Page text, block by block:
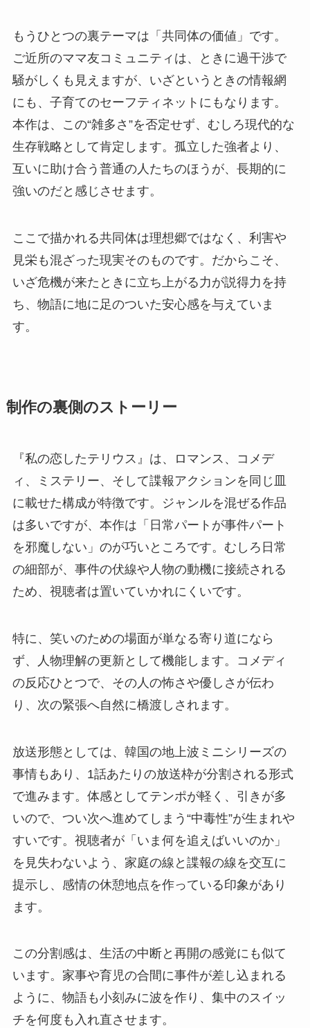
もうひとつの裏テーマは「共同体の価値」です。
ご近所のママ友コミュニティは、ときに過干渉で
騒がしくも見えますが、いざというときの情報網
にも、子育てのセーフティネットにもなります。
本作は、この“雑多さ”を否定せず、むしろ現代的な
生存戦略として肯定します。孤立した強者より、
互いに助け合う普通の人たちのほうが、長期的に
強いのだと感じさせます。
ここで描かれる共同体は理想郷ではなく、利害や
見栄も混ざった現実そのものです。だからこそ、
いざ危機が来たときに立ち上がる力が説得力を持
ち、物語に地に足のついた安心感を与えていま
す。
制作の裏側のストーリー
『私の恋したテリウス』は、ロマンス、コメデ
ィ、ミステリー、そして諜報アクションを同じ皿
に載せた構成が特徴です。ジャンルを混ぜる作品
は多いですが、本作は「日常パートが事件パート
を邪魔しない」のが巧いところです。むしろ日常
の細部が、事件の伏線や人物の動機に接続される
ため、視聴者は置いていかれにくいです。
特に、笑いのための場面が単なる寄り道になら
ず、人物理解の更新として機能します。コメディ
の反応ひとつで、その人の怖さや優しさが伝わ
り、次の緊張へ自然に橋渡しされます。
放送形態としては、韓国の地上波ミニシリーズの
事情もあり、1話あたりの放送枠が分割される形式
で進みます。体感としてテンポが軽く、引きが多
いので、つい次へ進めてしまう“中毒性”が生まれや
すいです。視聴者が「いま何を追えばいいのか」
を見失わないよう、家庭の線と諜報の線を交互に
提示し、感情の休憩地点を作っている印象があり
ます。
この分割感は、生活の中断と再開の感覚にも似て
います。家事や育児の合間に事件が差し込まれる
ように、物語も小刻みに波を作り、集中のスイッ
チを何度も入れ直させます。